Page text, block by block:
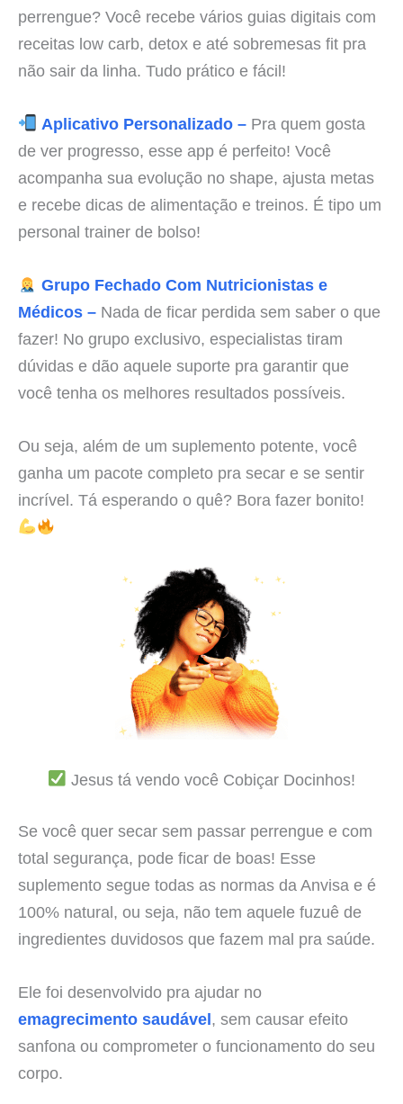
perrengue? Você recebe vários guias digitais com
receitas low carb, detox e até sobremesas fit pra
não sair da linha. Tudo prático e fácil!
Aplicativo Personalizado –Pra quem gosta
de ver progresso, esse app é perfeito! Você
acompanha sua evolução no shape, ajusta metas
e recebe dicas de alimentação e treinos. É tipo um
personal trainer de bolso!
Grupo Fechado Com Nutricionistas e
Médicos – Nada de ficar perdida sem saber o que
fazer! No grupo exclusivo, especialistas tiram
dúvidas e dão aquele suporte pra garantir que
você tenha os melhores resultados possíveis.
Ou seja, além de um suplemento potente, você
ganha um pacote completo pra secar e se sentir
incrível. Tá esperando o quê? Bora fazer bonito!
Jesus tá vendo você Cobiçar Docinhos!
Se você quer secar sem passar perrengue e com
total segurança, pode ficar de boas! Esse
suplemento segue todas as normas da Anvisa e é
100% natural, ou seja, não tem aquele fuzuê de
ingredientes duvidosos que fazem mal pra saúde.
Ele foi desenvolvido pra ajudar no
emagrecimento saudável, sem causar efeito
sanfona ou comprometer o funcionamento do seu
corpo.